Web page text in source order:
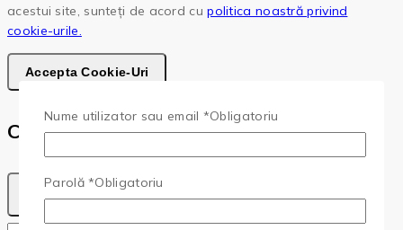
acestui site, sunteți de acord cupolitica noastră privind
cookie-urile.
Accepta Cookie-Uri
Cota
Nume utilizator sau email *Obligatoriu
Parolă*Obligatoriu